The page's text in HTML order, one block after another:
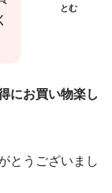
とむ
にお買い物楽し
とうございまし